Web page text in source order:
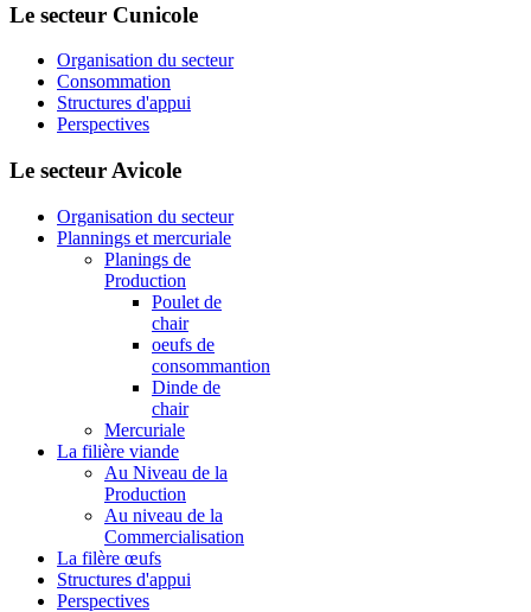
Le secteur Cunicole
Organisation du secteur
Consommation
Structures d'appui
Perspectives
Le secteur Avicole
Organisation du secteur
Plannings et mercuriale
Planings de
Production
Poulet de
chair
oeufs de
consommantion
Dinde de
chair
Mercuriale
La filière viande
Au Niveau de la
Production
Au niveau de la
Commercialisation
La filère œufs
Structures d'appui
Perspectives